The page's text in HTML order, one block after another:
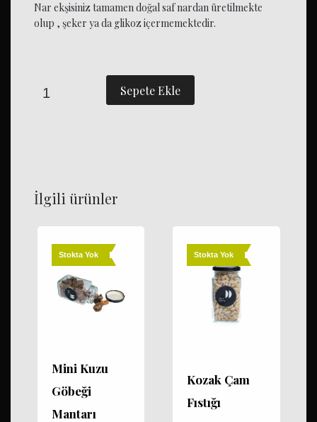
Nar ekşisiniz tamamen doğal saf nardan üretilmekte
olup , şeker ya da glikoz içermemektedir.
Antakya
Sepete Ekle
İlgili ürünler
Stokta Yok
Mini Kuzu
Göbeği
Mantarı
Stokta Yok
Kozak Çam
Fıstığı